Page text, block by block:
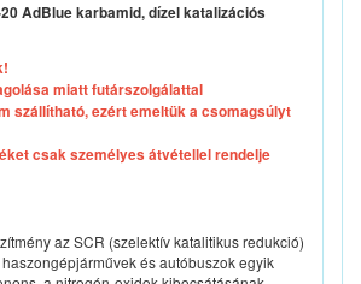
AdBlue karbamid, dízel katalizációs
miatt futárszolgálattal
szállítható, ezért emeltük a csomagsúlyt
csak személyes átvétellel rendelje
az SCR (szelektív katalitikus redukció)
és autóbuszok egyik